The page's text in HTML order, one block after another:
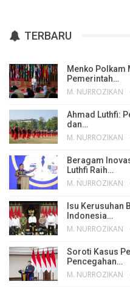
TERBARU
Menko Polkam
Pemerintah…
M. NURROZIKAN
Ahmad Luthfi:
dan…
M. NURROZIKAN
Beragam
Luthfi Raih…
M. NURROZIKAN
Isu Kerusuhan
Indonesia…
M. NURROZIKAN
Soroti Kasus
Pencegahan…
M. NURROZIKAN